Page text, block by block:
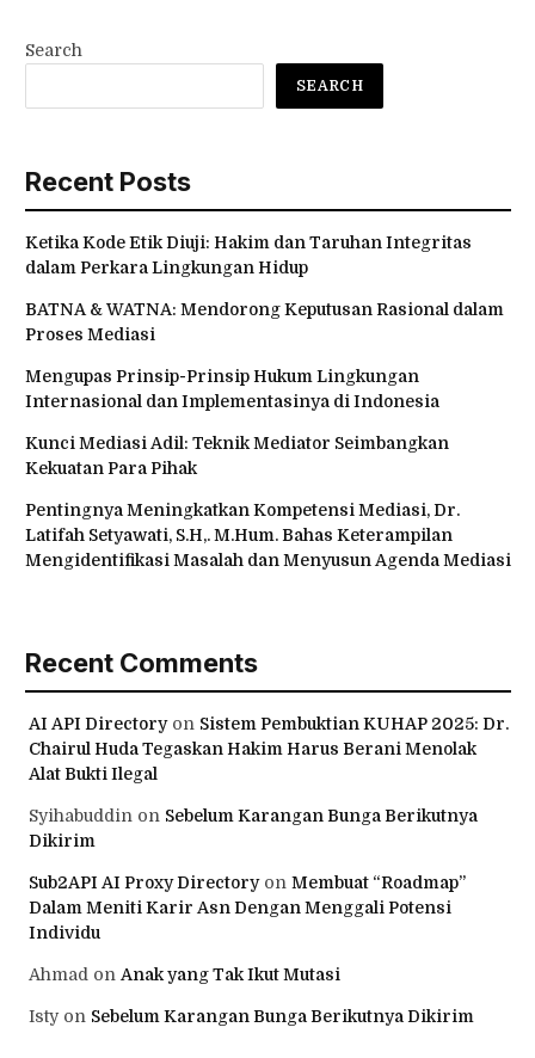
Search
SEARCH
Recent Posts
Ketika Kode Etik Diuji: Hakim dan Taruhan Integritas
dalam Perkara Lingkungan Hidup
BATNA & WATNA: Mendorong Keputusan Rasional dalam
Proses Mediasi
Mengupas Prinsip-Prinsip Hukum Lingkungan
Internasional dan Implementasinya di Indonesia
Kunci Mediasi Adil: Teknik Mediator Seimbangkan
Kekuatan Para Pihak
Pentingnya Meningkatkan Kompetensi Mediasi, Dr.
Latifah Setyawati, S.H,. M.Hum. Bahas Keterampilan
Mengidentifikasi Masalah dan Menyusun Agenda Mediasi
Recent Comments
AI API Directoryon Sistem Pembuktian KUHAP 2025: Dr.
Chairul Huda Tegaskan Hakim Harus Berani Menolak
Alat Bukti Ilegal
Syihabuddin on Sebelum Karangan Bunga Berikutnya
Dikirim
Sub2API AI Proxy Directoryon Membuat “Roadmap”
Dalam Meniti Karir Asn Dengan Menggali Potensi
Individu
Ahmad on Anak yang Tak Ikut Mutasi
Istyon Sebelum Karangan Bunga Berikutnya Dikirim